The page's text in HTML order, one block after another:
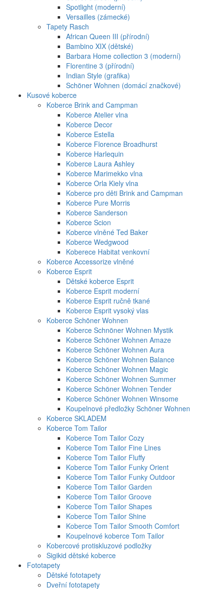
Spotlight (moderní)
Versailles (zámecké)
Tapety Rasch
African Queen III (přírodní)
Bambino XIX (dětské)
Barbara Home collection 3 (moderní)
Florentine 3 (přírodní)
Indian Style (grafika)
Schöner Wohnen (domácí značkové)
Kusové koberce
Koberce Brink and Campman
Koberce Atelier vlna
Koberce Decor
Koberce Estella
Koberce Florence Broadhurst
Koberce Harlequin
Koberce Laura Ashley
Koberce Marimekko vlna
Koberce Orla Kiely vlna
Koberce pro děti Brink and Campman
Koberce Pure Morris
Koberce Sanderson
Koberce Scion
Koberce vlněné Ted Baker
Koberce Wedgwood
Koberece Habitat venkovní
Koberce Accessorize vlněné
Koberce Esprit
Dětské koberce Esprit
Koberce Esprit moderní
Koberce Esprit ručně tkané
Koberce Esprit vysoký vlas
Koberce Schöner Wohnen
Koberce Schnöner Wohnen Mystik
Koberce Schöner Wohnen Amaze
Koberce Schöner Wohnen Aura
Koberce Schöner Wohnen Balance
Koberce Schöner Wohnen Magic
Koberce Schöner Wohnen Summer
Koberce Schöner Wohnen Tender
Koberce Schöner Wohnen Winsome
Koupelnové předložky Schöner Wohnen
Koberce SKLADEM
Koberce Tom Tailor
Koberce Tom Tailor Cozy
Koberce Tom Tailor Fine Lines
Koberce Tom Tailor Fluffy
Koberce Tom Tailor Funky Orient
Koberce Tom Tailor Funky Outdoor
Koberce Tom Tailor Garden
Koberce Tom Tailor Groove
Koberce Tom Tailor Shapes
Koberce Tom Tailor Shine
Koberce Tom Tailor Smooth Comfort
Koupelnové koberce Tom Tailor
Kobercové protiskluzové podložky
Sigikid dětské koberce
Fototapety
Dětské fototapety
Dveřní fototapety